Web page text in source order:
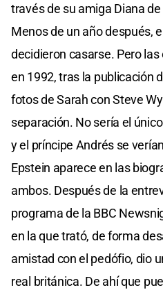
través de su amiga Diana
Menos de un año después,
decidieron casarse. Pero
en 1992, tras la publicación
fotos de Sarah con Steve
separación. No sería el
y el príncipe Andrés se
Epstein aparece en las
ambos. Después de la
programa de la BBC
en la que trató, de forma
amistad con el pedófio, dio
real británica. De ahí que